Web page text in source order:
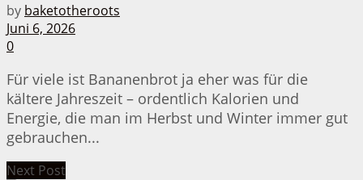
by baketotheroots
Juni 6, 2026
0
Für viele ist Bananenbrot ja eher was für die
kältere Jahreszeit – ordentlich Kalorien und
Energie, die man im Herbst und Winter immer gut
gebrauchen...
Next Post